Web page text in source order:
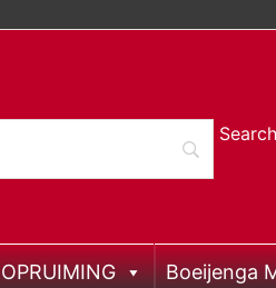
OPRUIMING Boeijenga